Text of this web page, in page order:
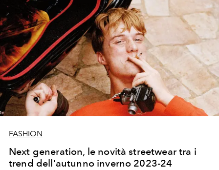
FASHION
Next generation, le novità streetwear tra i
trend dell'autunno inverno 2023-24